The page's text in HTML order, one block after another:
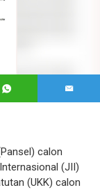
calon
(JII)
(UKK) calon